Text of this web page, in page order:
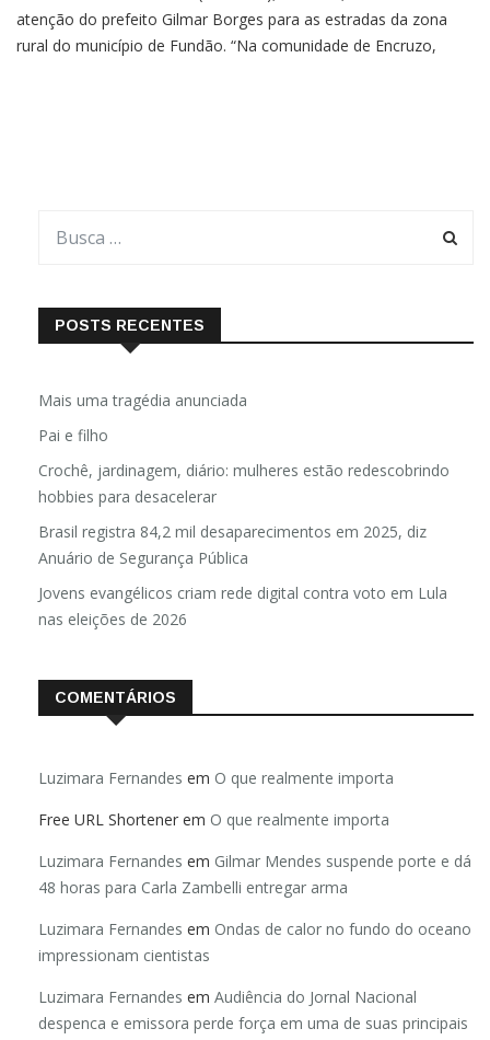
atenção do prefeito Gilmar Borges para as estradas da zona
rural do município de Fundão. “Na comunidade de Encruzo,
POSTS RECENTES
Mais uma tragédia anunciada
Pai e filho
Crochê, jardinagem, diário: mulheres estão redescobrindo
hobbies para desacelerar
Brasil registra 84,2 mil desaparecimentos em 2025, diz
Anuário de Segurança Pública
Jovens evangélicos criam rede digital contra voto em Lula
nas eleições de 2026
COMENTÁRIOS
Luzimara Fernandes em O que realmente importa
Free URL Shortener em O que realmente importa
Luzimara Fernandes em Gilmar Mendes suspende porte e dá
48 horas para Carla Zambelli entregar arma
Luzimara Fernandes em Ondas de calor no fundo do oceano
impressionam cientistas
Luzimara Fernandes em Audiência do Jornal Nacional
despenca e emissora perde força em uma de suas principais